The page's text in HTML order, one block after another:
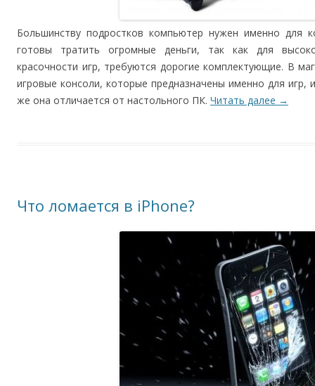
Большинству подростков компьютер нужен именно для
готовы тратить огромные деньги, так как для
красочности игр, требуются дорогие комплектующие. В
игровые консоли, которые предназначены именно для
же она отличается от настольного ПК. Читать далее →
Что ломается в iPhone?